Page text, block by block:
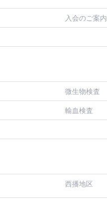
入会のご案内
微生物検査
輸血検査
西播地区